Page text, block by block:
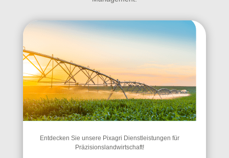
Entdecken Sie unsere Pixagri Dienstleistungen für
Präzisionslandwirtschaft!